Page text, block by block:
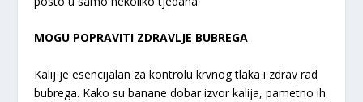
MOGU POPRAVITI ZDRAVLJE BUBREGA
Kalij je esencijalan za kontrolu krvnog tlaka i zdrav rad
bubrega. Kako su banane dobar izvor kalija, pametno ih